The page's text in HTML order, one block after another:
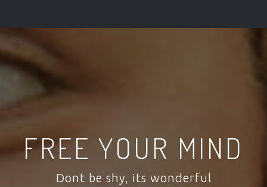
FREE YOUR MIND
Dont be shy, its wonderful